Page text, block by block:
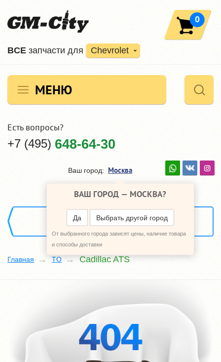
ВCE запчасти для Chevrolet
0
МЕНЮ
Есть вопросы?
+7 (495) 648-64-30
Ваш город: Москва
ВАШ ГОРОД — МОСКВА?
Да Выбрать другой город
От выбранного города зависят цены, наличие товара
и способы доставки
Назад в раздел «»
Главная TO Cadillac ATS